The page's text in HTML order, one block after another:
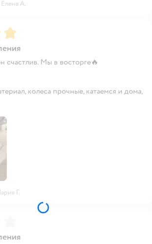
Елена А.
счастлив. Мы в восторге🔥
колеса прочные, катаемся и дома,
Г.